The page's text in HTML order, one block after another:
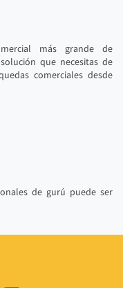
más grande de
que necesitas de
comerciales desde
de gurú puede ser